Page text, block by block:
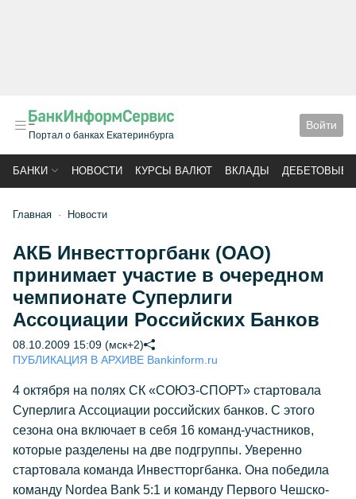
Портал о банках Екатеринбурга
Войти
БАНКИ НОВОСТИ КУРСЫ ВАЛЮТ ВКЛАДЫ ДЕБЕТОВЫЕ
Главная Новости
АКБ Инвестторгбанк (ОАО)
принимает участие в очередном
чемпионате Суперлиги
Ассоциации Российских Банков
08.10.2009 15:09 (мск+2)
ПУБЛИКАЦИЯ В АРХИВЕ Bankinform.ru
4 октября на полях СК «СОЮЗ-СПОРТ» стартовала
Суперлига Ассоциации российских банков. С этого
сезона она включает в себя 16 команд-участников,
которые разделены на две подгруппы. Уверенно
стартовала команда Инвестторгбанка. Она победила
команду Nordea Bank 5:1 и команду Первого Чешско-